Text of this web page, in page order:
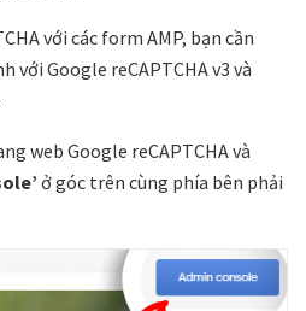
với các form AMP, bạn cần
với Google reCAPTCHA v3 và
web Google reCAPTCHA và
ở góc trên cùng phía bên phải